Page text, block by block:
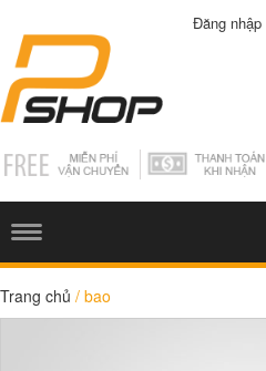
Đăng nhập
Trang chủ / bao